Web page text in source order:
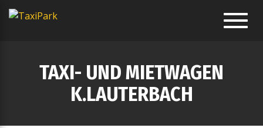
TAXI- UND MIETWAGEN
K.LAUTERBACH